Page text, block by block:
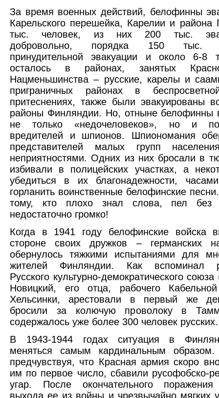
За время военных действий, белофинны
Карельского перешейка, Карелии и района
тыс. человек, из них 200 тыс.
добровольно, порядка 150 тыс.
принудительной эвакуации и около 6-8
осталось в районах, занятых
Нацменьшинства – русские, карелы и
приграничных районах в
притеснениях, также были эвакуированы
районы Финляндии. Но, отныне белофинны
не только «недочеловеков», но и
вредителей и шпионов. Шпиономания
представителей малых групп
неприятностями. Одних из них бросали в
избивали в полицейских участках, а
убедиться в их благонадежности,
горланить воинственные белофинские
тому, кто плохо знал слова, пел без
недостаточно громко!
Когда в 1941 году белофинские войска
стороне своих дружков – германских
обернулось тяжкими испытаниями для
жителей Финляндии. Как вспоминал
Русского культурно-демократического
Новицкий, его отца, рабочего
Хельсинки, арестовали в первый же
бросили за колючую проволоку в
содержалось уже более 300 человек русских.
В 1943-1944 годах ситуация в
меняться самым кардинальным
предчувствуя, что Красная армия скоро
им по первое число, сбавили русофобско-
угар. После окончательного
выхода ее из войны и чрезвычайно мягких